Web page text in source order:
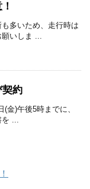
多いため、走行時は
いしま ...
契約
金)午後5時までに、
を ...